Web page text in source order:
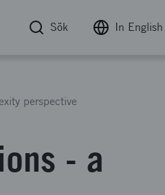
Sök In English
perspective
- a